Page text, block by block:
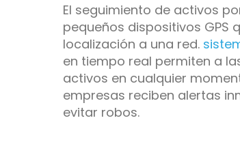
El seguimiento de activos
pequeños dispositivos
localización a una red.
en tiempo real permiten a
activos en cualquier
empresas reciben alertas
evitar robos.